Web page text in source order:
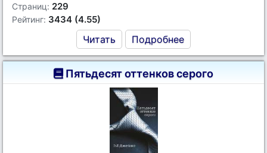
Страниц: 229
Рейтинг: 3434 (4.55)
Читать Подробнее
Пятьдесят оттенков серого